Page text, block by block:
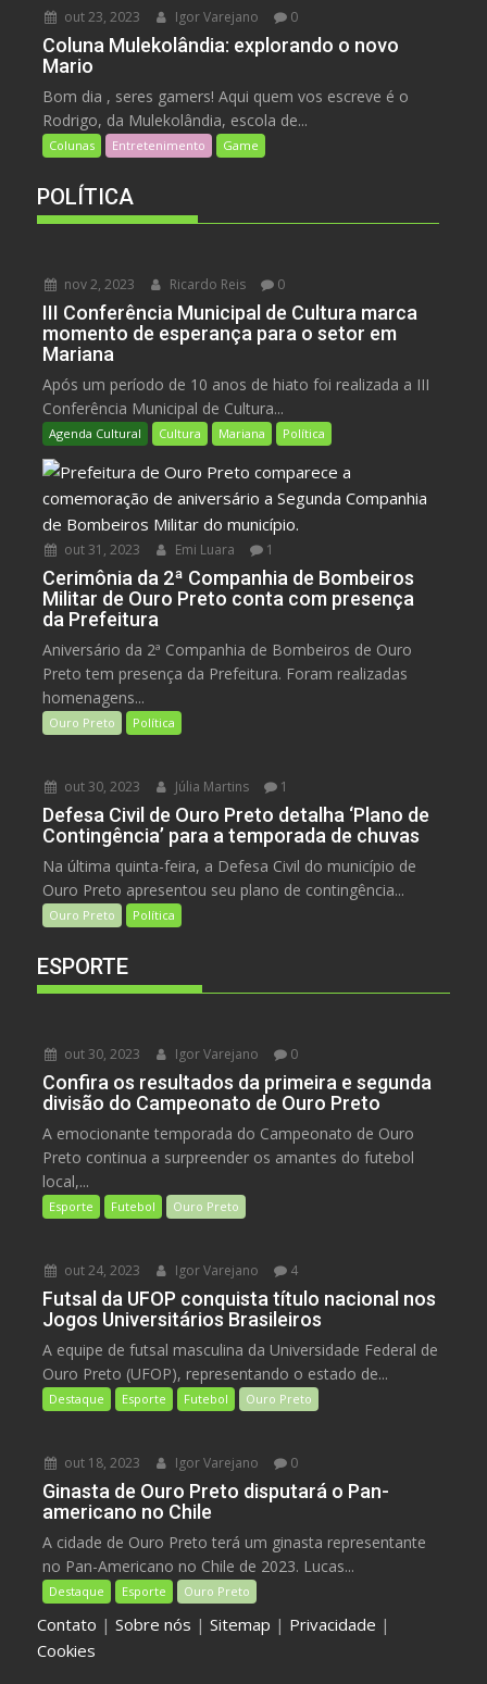
out 23, 2023 Igor Varejano 0
Coluna Mulekolândia: explorando o novo
Mario
Bom dia , seres gamers! Aqui quem vos escreve é o
Rodrigo, da Mulekolândia, escola de...
Colunas Entretenimento Game
POLÍTICA
nov 2, 2023 Ricardo Reis 0
III Conferência Municipal de Cultura marca
momento de esperança para o setor em
Mariana
Após um período de 10 anos de hiato foi realizada a III
Conferência Municipal de Cultura...
Agenda Cultural Cultura Mariana Política
out 31, 2023 Emi Luara 1
Cerimônia da 2ª Companhia de Bombeiros
Militar de Ouro Preto conta com presença
da Prefeitura
Aniversário da 2ª Companhia de Bombeiros de Ouro
Preto tem presença da Prefeitura. Foram realizadas
homenagens...
Ouro Preto Política
out 30, 2023 Júlia Martins 1
Defesa Civil de Ouro Preto detalha ‘Plano de
Contingência’ para a temporada de chuvas
Na última quinta-feira, a Defesa Civil do município de
Ouro Preto apresentou seu plano de contingência...
Ouro Preto Política
ESPORTE
out 30, 2023 Igor Varejano 0
Confira os resultados da primeira e segunda
divisão do Campeonato de Ouro Preto
A emocionante temporada do Campeonato de Ouro
Preto continua a surpreender os amantes do futebol
local,...
Esporte Futebol Ouro Preto
out 24, 2023 Igor Varejano 4
Futsal da UFOP conquista título nacional nos
Jogos Universitários Brasileiros
A equipe de futsal masculina da Universidade Federal de
Ouro Preto (UFOP), representando o estado de...
Destaque Esporte Futebol Ouro Preto
out 18, 2023 Igor Varejano 0
Ginasta de Ouro Preto disputará o Pan-
americano no Chile
A cidade de Ouro Preto terá um ginasta representante
no Pan-Americano no Chile de 2023. Lucas...
Destaque Esporte Ouro Preto
Contato |Sobre nós |Sitemap | Privacidade |
Cookies